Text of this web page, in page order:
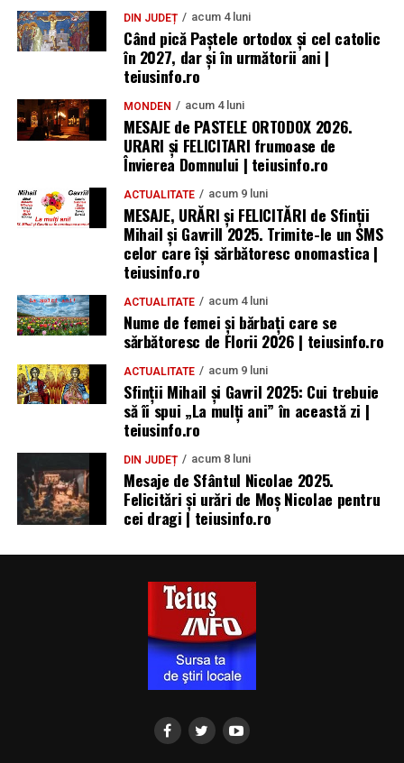
DIN JUDEȚ acum 4 luni
Când pică Paștele ortodox și cel catolic
în 2027, dar și în următorii ani |
teiusinfo.ro
MONDEN acum 4 luni
MESAJE de PASTELE ORTODOX 2026.
URARI și FELICITARI frumoase de
Învierea Domnului | teiusinfo.ro
ACTUALITATE acum 9 luni
MESAJE, URĂRI și FELICITĂRI de Sfinții
Mihail și Gavrill 2025. Trimite-le un SMS
celor care își sărbătoresc onomastica |
teiusinfo.ro
ACTUALITATE acum 4 luni
Nume de femei și bărbați care se
sărbătoresc de Florii 2026 | teiusinfo.ro
ACTUALITATE acum 9 luni
Sfinții Mihail și Gavril 2025: Cui trebuie
să îi spui „La mulţi ani” în această zi |
teiusinfo.ro
DIN JUDEȚ acum 8 luni
Mesaje de Sfântul Nicolae 2025.
Felicitări și urări de Moș Nicolae pentru
cei dragi | teiusinfo.ro